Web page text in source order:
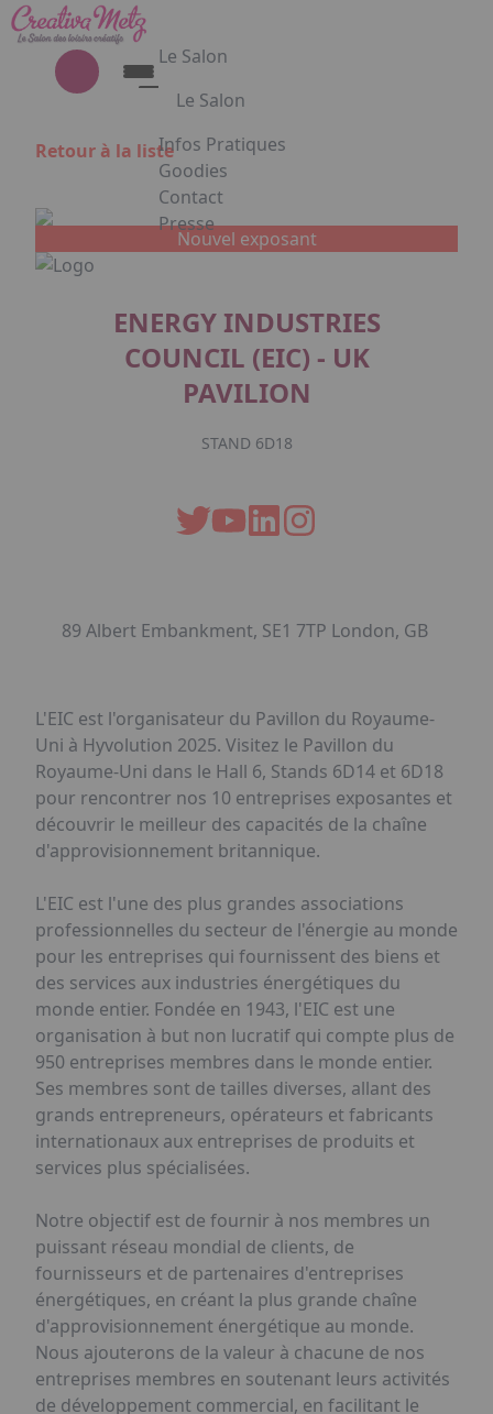
Aller au contenu principal
Le Salon
Le Salon
Découvrez le Salon Creativa
Découvrez le Salon Gourmet - Chocolat
Creativa et Gourmet Chocolat en
images
Infos Pratiques
Goodies
Contact
Presse
Appuyez sur Entrée pour ouvrir le lien.
FacebookInstagram
Retour à la liste
Nouvel exposant
ENERGY INDUSTRIES
COUNCIL (EIC) - UK
PAVILION
STAND 6D18
89 Albert Embankment, SE1 7TP London, GB
L'EIC est l'organisateur du Pavillon du Royaume-
Uni à Hyvolution 2025. Visitez le Pavillon du
Royaume-Uni dans le Hall 6, Stands 6D14 et 6D18
pour rencontrer nos 10 entreprises exposantes et
découvrir le meilleur des capacités de la chaîne
d'approvisionnement britannique.
L'EIC est l'une des plus grandes associations
professionnelles du secteur de l'énergie au monde
pour les entreprises qui fournissent des biens et
des services aux industries énergétiques du
monde entier. Fondée en 1943, l'EIC est une
organisation à but non lucratif qui compte plus de
950 entreprises membres dans le monde entier.
Ses membres sont de tailles diverses, allant des
grands entrepreneurs, opérateurs et fabricants
internationaux aux entreprises de produits et
services plus spécialisées.
Notre objectif est de fournir à nos membres un
puissant réseau mondial de clients, de
fournisseurs et de partenaires d'entreprises
énergétiques, en créant la plus grande chaîne
d'approvisionnement énergétique au monde.
Nous ajouterons de la valeur à chacune de nos
entreprises membres en soutenant leurs activités
de développement commercial, en facilitant le
Panneau de gestion des cookies